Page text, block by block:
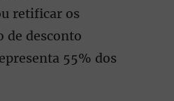
retificar os
de desconto
55% dos